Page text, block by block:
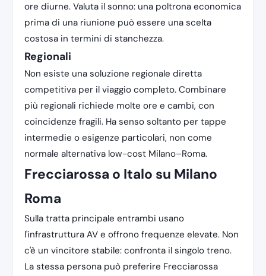
ore diurne. Valuta il sonno: una poltrona economica
prima di una riunione può essere una scelta
costosa in termini di stanchezza.
Regionali
Non esiste una soluzione regionale diretta
competitiva per il viaggio completo. Combinare
più regionali richiede molte ore e cambi, con
coincidenze fragili. Ha senso soltanto per tappe
intermedie o esigenze particolari, non come
normale alternativa low-cost Milano–Roma.
Frecciarossa o Italo su Milano
Roma
Sulla tratta principale entrambi usano
l'infrastruttura AV e offrono frequenze elevate. Non
c'è un vincitore stabile: confronta il singolo treno.
La stessa persona può preferire Frecciarossa